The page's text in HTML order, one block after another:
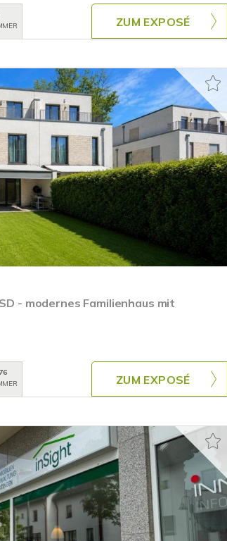
ZUM EXPOSÉ
- modernes Familienhaus mit
ZUM EXPOSÉ